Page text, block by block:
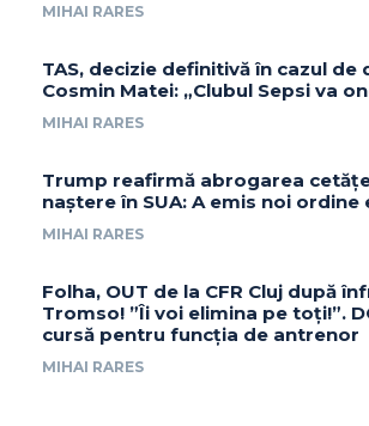
MIHAI RARES
TAS, decizie definitivă în cazul de
Cosmin Matei: „Clubul Sepsi va
MIHAI RARES
Trump reafirmă abrogarea
naștere în SUA: A emis noi ordine
MIHAI RARES
Folha, OUT de la CFR Cluj după
Tromso! ”Îi voi elimina pe toți!”.
cursă pentru funcția de antrenor
MIHAI RARES